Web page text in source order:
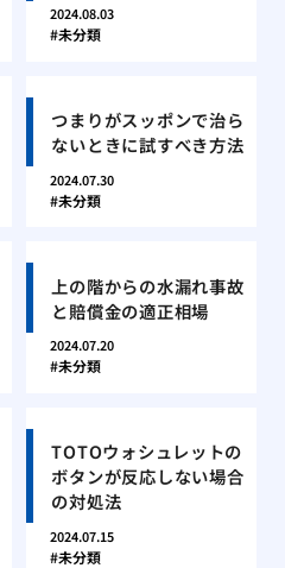
2024.08.03
未分類
つまりがスッポンで治ら
ないときに試すべき方法
2024.07.30
未分類
上の階からの水漏れ事故
と賠償金の適正相場
2024.07.20
未分類
TOTOウォシュレットの
ボタンが反応しない場合
の対処法
2024.07.15
未分類